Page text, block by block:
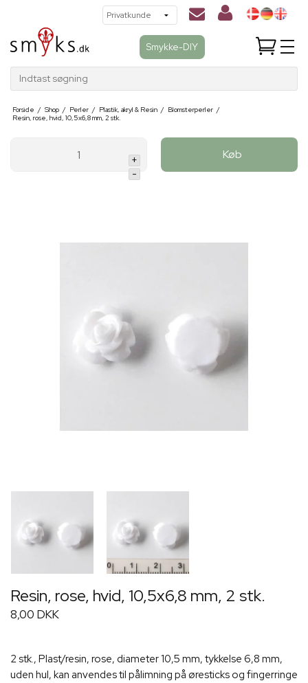
Smykke-DIY
Indtast søgning
Forside / Shop / Perler / Plastik, akryl & Resin / Blomsterperler /
Resin, rose, hvid, 10,5x6,8 mm, 2 stk.
+
-
Køb
Resin, rose, hvid, 10,5x6,8 mm, 2 stk.
8,00 DKK
2 stk., Plast/resin, rose, diameter 10,5 mm, tykkelse 6,8 mm,
uden hul, kan anvendes til pålimning på øresticks og fingerringe